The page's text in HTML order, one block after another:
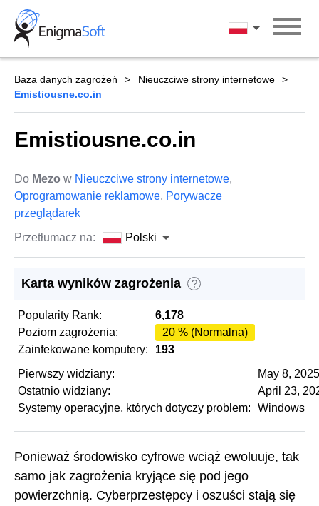
Skip
content
Polski
Baza danych zagrożeń
Nieuczciwe strony internetowe
Emistiousne.co.in
Emistiousne.co.in
Do Mezo w Nieuczciwe strony internetowe,
Oprogramowanie reklamowe, Porywacze
przeglądarek
Przetłumacz na:
Polski
Karta wyników zagrożenia ?
Popularity Rank:
6,178
Poziom zagrożenia:
20 % (Normalna)
Zainfekowane komputery:
193
Pierwszy widziany:
May 8, 2025
Ostatnio widziany:
April 23,
Systemy operacyjne, których dotyczy problem:
Windows
Ponieważ środowisko cyfrowe wciąż ewoluuje, tak
samo jak zagrożenia kryjące się pod jego
powierzchnią. Cyberprzestępcy i oszuści stają się